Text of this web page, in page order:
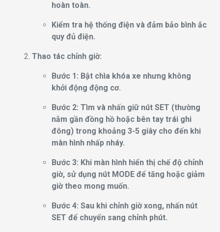
hoàn toàn.
Kiểm tra hệ thống điện và đảm bảo bình ắc
quy đủ điện.
Thao tác chỉnh giờ:
Bước 1: Bật chìa khóa xe nhưng không
khởi động động cơ.
Bước 2: Tìm và nhấn giữ nút SET (thường
nằm gần đồng hồ hoặc bên tay trái ghi
đông) trong khoảng 3-5 giây cho đến khi
màn hình nhấp nháy.
Bước 3: Khi màn hình hiển thị chế độ chỉnh
giờ, sử dụng nút MODE để tăng hoặc giảm
giờ theo mong muốn.
Bước 4: Sau khi chỉnh giờ xong, nhấn nút
SET để chuyển sang chỉnh phút.